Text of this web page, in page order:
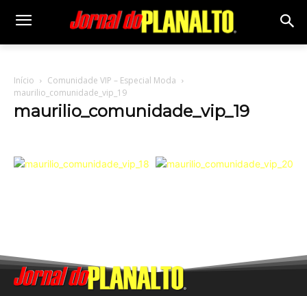
Início
Comunidade VIP – Especial Moda
maurilio_comunidade_vip_19
maurilio_comunidade_vip_19